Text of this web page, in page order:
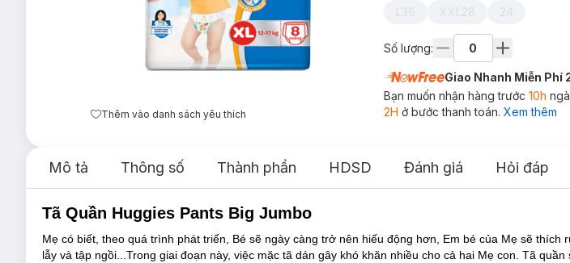
Thêm vào danh sách yêu thích
L36
XXL28 24
Số lượng:
Giao Nhanh Miễn Phí
Bạn muốn nhận hàng trước 10h
2H ở bước thanh toán. Xem thêm
Mô tả Thông số Thành phần HDSD Đánh giá Hỏi đáp
Tã Quần Huggies Pants Big Jumbo
Mẹ có biết, theo quá trình phát triển, Bé sẽ ngày càng trở nên hiếu động hơn, Em bé của Mẹ sẽ
lẫy và tập ngồi...Trong giai đoạn này, việc mặc tã dán gây khó khăn nhiều cho cả hai Mẹ con. Tã